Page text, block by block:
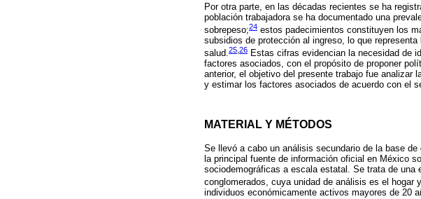
Por otra parte, en las décadas recientes se ha
población trabajadora se ha documentado una
sobrepeso;24 estos padecimientos constituyen los
subsidios de protección al ingreso, lo que
salud.25 26 Estas cifras evidencian la necesidad de
factores asociados, con el propósito de proponer
anterior, el objetivo del presente trabajo fue analizar
y estimar los factores asociados de acuerdo con el
MATERIAL Y MÉTODOS
Se llevó a cabo un análisis secundario de la base
la principal fuente de información oficial en México
sociodemográficas a escala estatal. Se trata de
conglomerados, cuya unidad de análisis es el hogar
individuos económicamente activos mayores de 20